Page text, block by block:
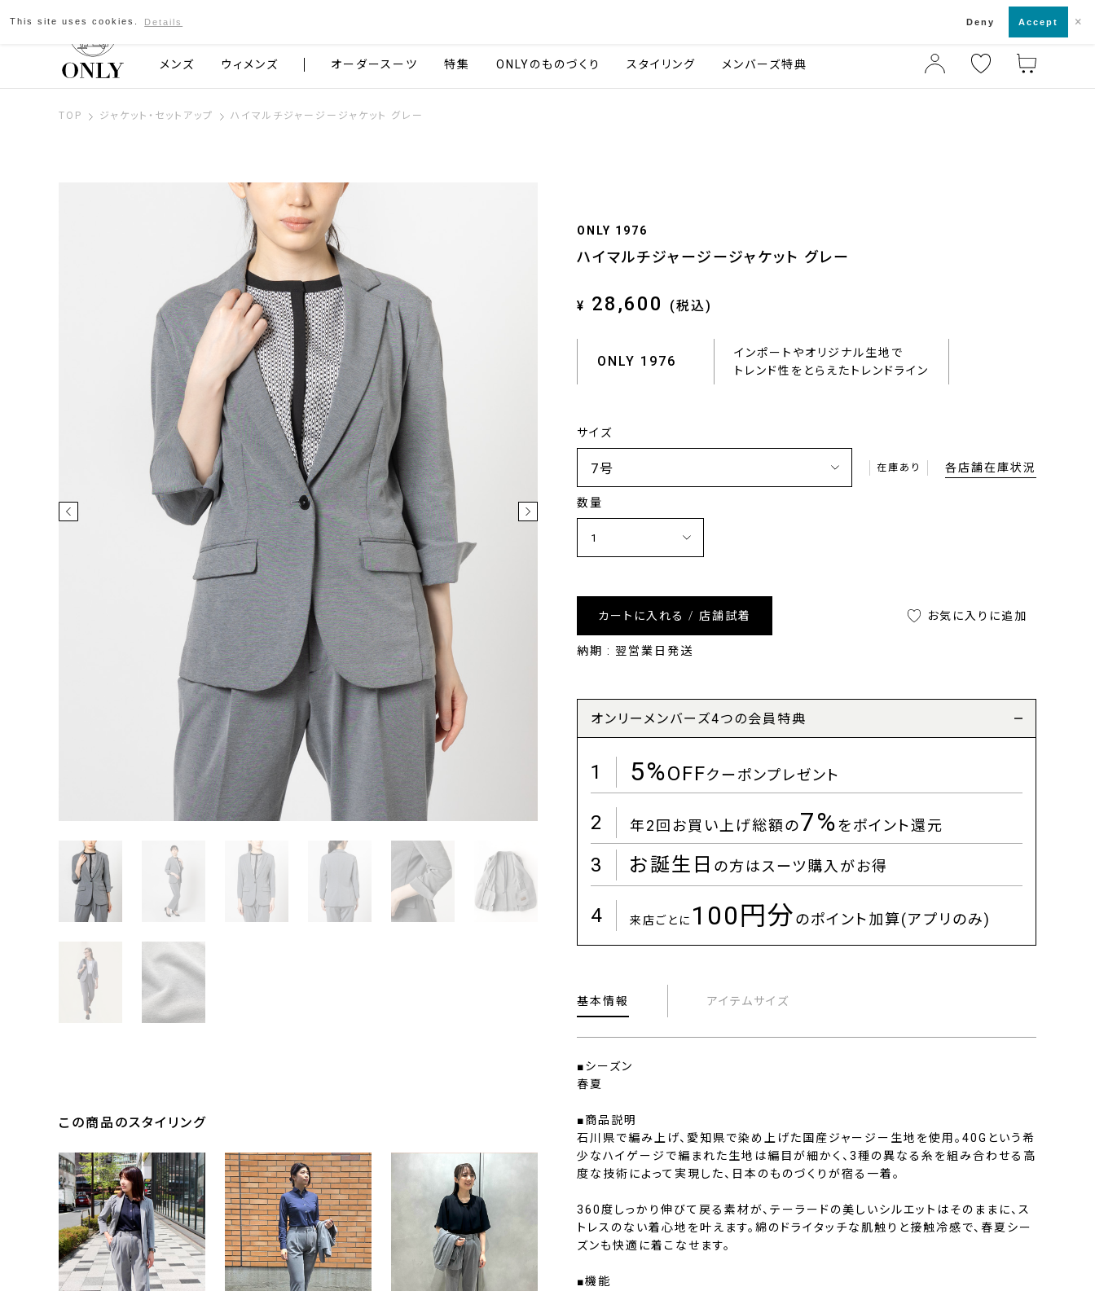
京都発のスーツブランド ONLY
メンズ ウィメンズ オーダースーツ 特集 ONLYのものづくり スタイリング メンバーズ特典
TOP ジャケット・セットアップ ハイマルチジャージージャケット グレー
ONLY 1976
ハイマルチジャージージャケット グレー
¥ 28,600 (税込)
ONLY 1976
インポートやオリジナル生地で
トレンド性をとらえたトレンドライン
サイズ
在庫あり 各店舗在庫状況
数量
カートに入れる / 店舗試着
納期 : 翌営業日発送
お気に入りに追加
オンリーメンバーズ4つの会員特典
1 5%OFFクーポンプレゼント
2 年2回お買い上げ総額の7%をポイント還元
3 お誕生日 の方はスーツ購入がお得
4 来店ごとに 100円分のポイント加算(アプリのみ)
基本情報 アイテムサイズ
■シーズン
春夏
■商品説明
石川県で編み上げ、愛知県で染め上げた国産ジャージー生地を使用。40Gという希
少なハイゲージで編まれた生地は編目が細かく、3種の異なる糸を組み合わせる高
度な技術によって実現した、日本のものづくりが宿る一着。
360度しっかり伸びて戻る素材が、テーラードの美しいシルエットはそのままに、ス
トレスのない着心地を叶えます。綿のドライタッチな肌触りと接触冷感で、春夏シー
ズンも快適に着こなせます。
■機能
この商品のスタイリング
This site uses cookies. Details Deny Accept ×